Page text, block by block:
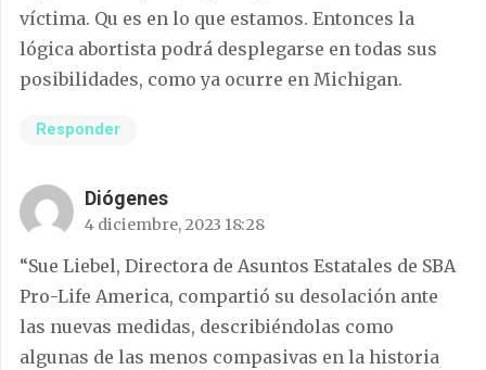
víctima. Qu es en lo que estamos. Entonces la
lógica abortista podrá desplegarse en todas sus
posibilidades, como ya ocurre en Michigan.
Responder
Diógenes
4 diciembre, 2023 18:28
“Sue Liebel, Directora de Asuntos Estatales de SBA
Pro-Life America, compartió su desolación ante
las nuevas medidas, describiéndolas como
algunas de las menos compasivas en la historia